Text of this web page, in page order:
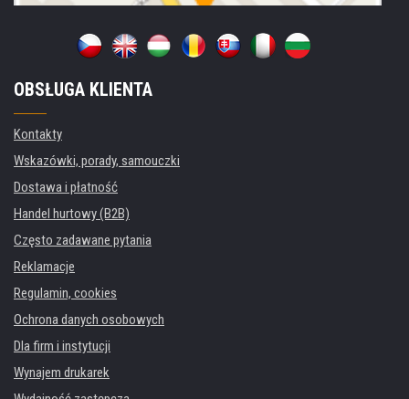
OBSŁUGA KLIENTA
Kontakty
Wskazówki, porady, samouczki
Dostawa i płatność
Handel hurtowy (B2B)
Często zadawane pytania
Reklamacje
Regulamin, cookies
Ochrona danych osobowych
Dla firm i instytucji
Wynajem drukarek